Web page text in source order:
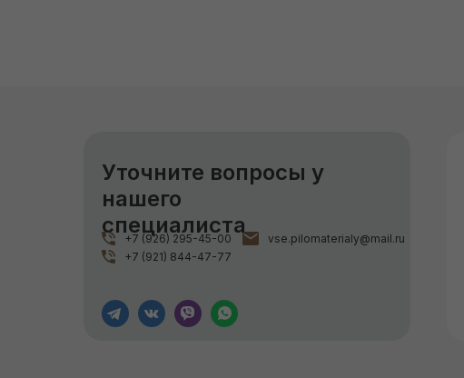
Уточните вопросы у
нашего
специалиста
vse.pilomaterialy@mail.ru
+7 (921) 844-47-77
+7 (926) 295-45-00